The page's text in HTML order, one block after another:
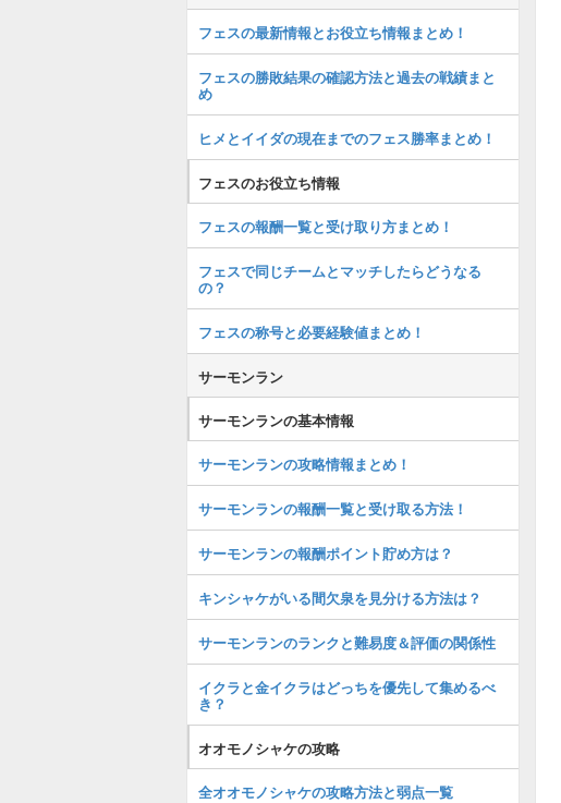
フェスの最新情報とお役立ち情報まとめ！
フェスの勝敗結果の確認方法と過去の戦績まと
め
ヒメとイイダの現在までのフェス勝率まとめ！
フェスのお役立ち情報
フェスの報酬一覧と受け取り方まとめ！
フェスで同じチームとマッチしたらどうなる
の？
フェスの称号と必要経験値まとめ！
サーモンラン
サーモンランの基本情報
サーモンランの攻略情報まとめ！
サーモンランの報酬一覧と受け取る方法！
サーモンランの報酬ポイント貯め方は？
キンシャケがいる間欠泉を見分ける方法は？
サーモンランのランクと難易度＆評価の関係性
イクラと金イクラはどっちを優先して集めるべ
き？
オオモノシャケの攻略
全オオモノシャケの攻略方法と弱点一覧